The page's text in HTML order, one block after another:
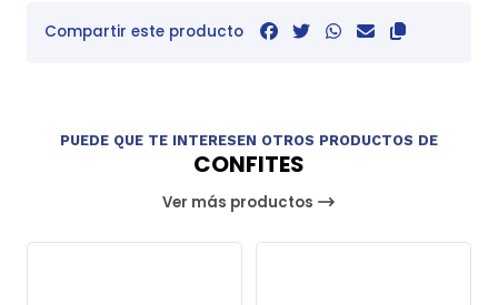
Compartir este producto
PUEDE QUE TE INTERESEN OTROS PRODUCTOS DE
CONFITES
Ver más productos